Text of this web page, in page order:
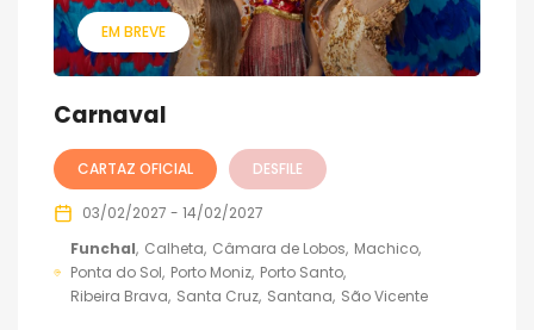
EM BREVE
Carnaval
CARTAZ OFICIAL DESFILE
03/02/2027 - 14/02/2027
Funchal Calheta Câmara de Lobos Machico
Ponta do Sol Porto Moniz Porto Santo
Ribeira Brava Santa Cruz Santana São Vicente